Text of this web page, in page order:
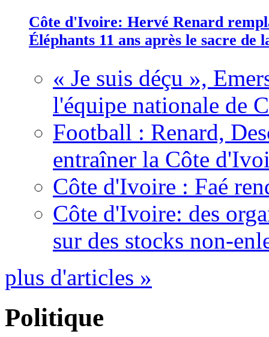
Côte d'Ivoire: Hervé Renard
Éléphants 11 ans après le sacre de
« Je suis déçu »,
l'équipe nationale de
Football : Renard,
entraîner la Côte
Côte d'Ivoire : Faé
Côte d'Ivoire: des
sur des stocks non-
plus d'articles »
Politique